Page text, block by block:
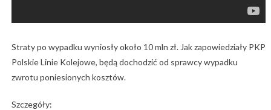
Straty po wypadku wyniosły około 10 mln zł. Jak zapowiedziały PKP
Polskie Linie Kolejowe, będą dochodzić od sprawcy wypadku
zwrotu poniesionych kosztów.
Szczegóły: